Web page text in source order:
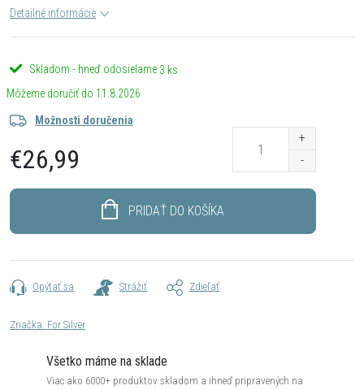
Detailné informácie
Skladom - hneď odosielame 3 ks
11.8.2026
Možnosti doručenia
€26,99
PRIDAŤ DO KOŠÍKA
Opýtať sa Strážiť Zdieľať
Značka: For Silver
Všetko máme na sklade
Viac ako 6000+ produktov skladom a ihneď pripravených na